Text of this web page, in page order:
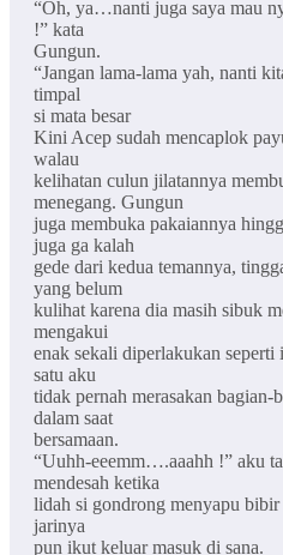
“Oh, ya…nanti juga saya mau
!” kata
Gungun.
“Jangan lama-lama yah, nanti
timpal
si mata besar
Kini Acep sudah mencaplok
walau
kelihatan culun jilatannya
menegang. Gungun
juga membuka pakaiannya
juga ga kalah
gede dari kedua temannya,
yang belum
kulihat karena dia masih sibuk
mengakui
enak sekali diperlakukan seperti
satu aku
tidak pernah merasakan
dalam saat
bersamaan.
“Uuhh-eeemm….aaahh !” aku
mendesah ketika
lidah si gondrong menyapu
jarinya
pun ikut keluar masuk di sana.